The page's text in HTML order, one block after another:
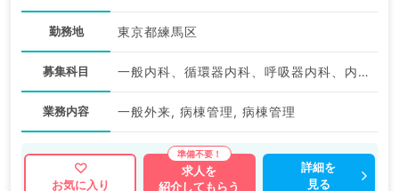
勤務地 東京都練馬区
募集科目 一般内科、循環器内科、呼吸器内科、内分泌・代謝内科、総合診療科
業務内容 一般外来, 病棟管理, 病棟管理
お気に入り
求人を
紹介してもらう
詳細を
見る